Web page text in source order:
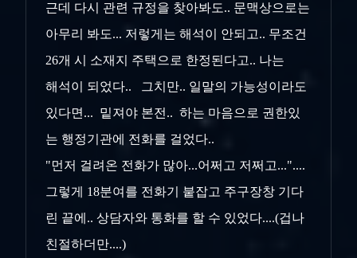
근데 다시 관련 규정을 찾아봐도.. 문맥상으로는
아무리 봐도... 저렇게는 해석이 안되고.. 무조건
26개 시 소재지 주택으로 한정된다고.. 나는
해석이 되었다.. 그치만.. 일말의 가능성이라도
있다면... 밑져야 본전.. 하는 마음으로 권한있
는 행정기관에 전화를 걸었다..
"먼저 걸려온 전화가 많아...어쩌고 저쩌고..."....
그렇게 18분여를 전화기 붙잡고 주구장창 기다
린 끝에.. 상담자와 통화를 할 수 있었다....(겁나
친절하더만....)